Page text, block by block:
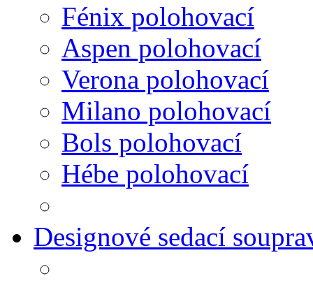
Fénix polohovací
Aspen polohovací
Verona polohovací
Milano polohovací
Bols polohovací
Hébe polohovací
Designové sedací